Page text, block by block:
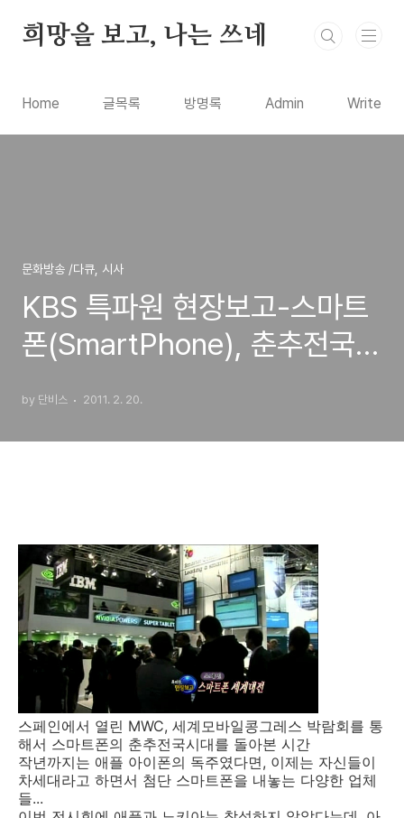
희망을 보고, 나는 쓰네
Home 글목록 방명록 Admin Write
문화방송 /다큐, 시사
KBS 특파원 현장보고-스마트
폰(SmartPhone), 춘추전국시
by 단비스 2011. 2. 20.
스페인에서 열린 MWC, 세계모바일콩그레스 박람회를 통
해서 스마트폰의 춘추전국시대를 돌아본 시간
작년까지는 애플 아이폰의 독주였다면, 이제는 자신들이
차세대라고 하면서 첨단 스마트폰을 내놓는 다양한 업체
들...